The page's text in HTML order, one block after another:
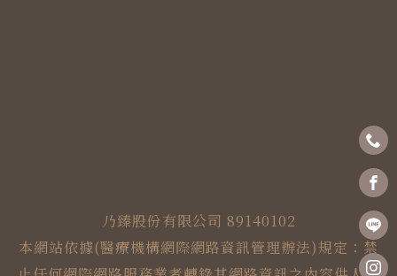
乃臻股份有限公司 89140102
本網站依據(醫療機構網際網路資訊管理辦法)規定：禁